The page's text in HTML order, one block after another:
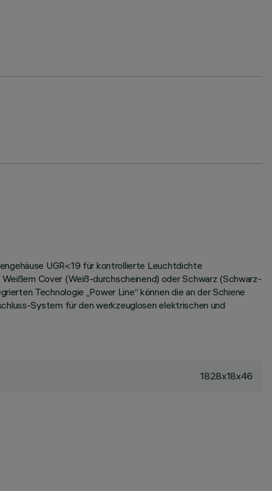
UGR<19 für kontrollierte Leuchtdichte
Cover (Weiß-durchscheinend) oder Schwarz (Schwarz-
Technologie „Power Line“ können die an der Schiene
System für den werkzeuglosen elektrischen und
1828x18x46